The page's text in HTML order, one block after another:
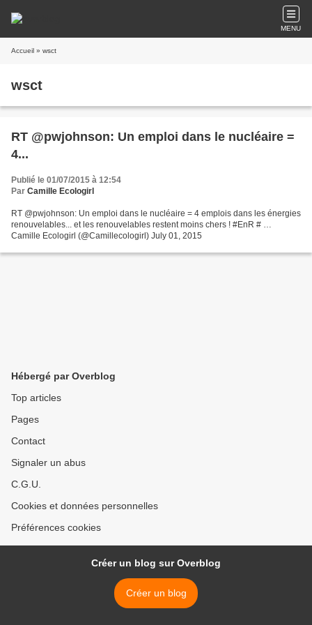
MENU
Accueil » wsct
wsct
RT @pwjohnson: Un emploi dans le nucléaire =
4...
Publié le 01/07/2015 à 12:54
Par Camille Ecologirl
RT @pwjohnson: Un emploi dans le nucléaire = 4 emplois dans les énergies
renouvelables... et les renouvelables restent moins chers ! #EnR # …
Camille Ecologirl (@Camillecologirl) July 01, 2015
Hébergé par Overblog
Top articles
Pages
Contact
Signaler un abus
C.G.U.
Cookies et données personnelles
Préférences cookies
Créer un blog sur Overblog
Créer un blog